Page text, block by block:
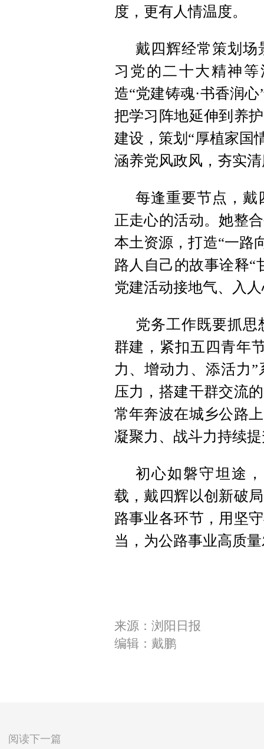
度，更有人情温度。
戴四辉经常策划场
习党的二十大精神
造“党建铸魂·书香润
把学习阵地延伸到养
建设，策划“厚植家国
涵养党风政风，夯实
每逢重要节点，戴
正走心的活动。她整
本土资源，打造“一路
路人自己的故事诠释“
党建活动接地气、入
党务工作既要抓
群建，紧扣五四青年
力、增动力、添活力
压力，搭建干群交流
常年奔波在城乡公路
凝聚力、战斗力持续
初心如磐守坦途
载，戴四辉以创新破
路事业各环节，用坚
当，为公路事业高质
来源：浏阳日报
编辑：戴鹏
阅读下一篇